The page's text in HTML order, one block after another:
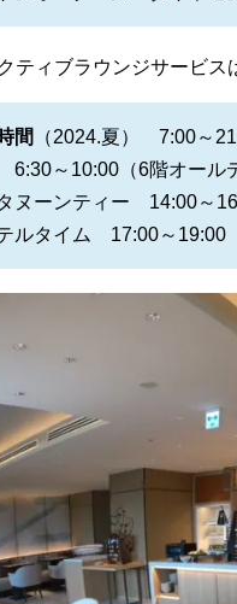
ティブラウンジサービス
間
（2024.夏） 7:00～
～10:00（6階オール
ヌーンティー 14:00～
ルタイム 17:00～19:00